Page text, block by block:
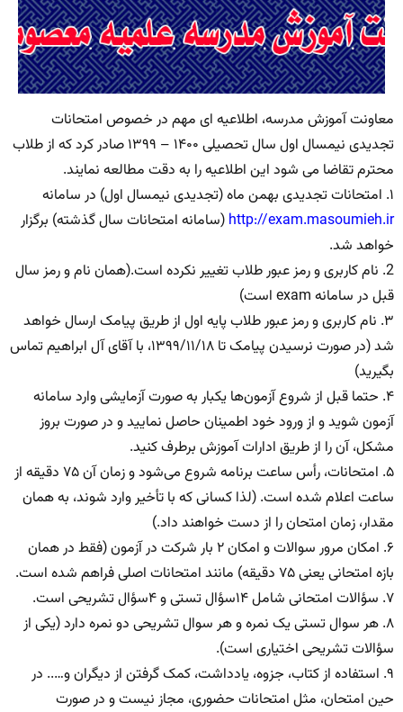
معاونت آموزش مدرسه، اطلاعیه ای مهم در خصوص امتحانات
تجدیدی نیمسال اول سال تحصیلی ۱۴۰۰ – ۱۳۹۹ صادر کرد که از طلاب
محترم تقاضا می شود این اطلاعیه را به دقت مطالعه نمایند.
۱. امتحانات تجدیدی بهمن ماه (تجدیدی نیمسال اول) در سامانه
http://exam.masoumieh.ir (سامانه امتحانات سال گذشته) برگزار
خواهد شد.
2. نام کاربری و رمز عبور طلاب تغییر نکرده است.(همان نام و رمز سال
قبل در سامانه exam است)
۳. نام کاربری و رمز عبور طلاب پایه اول از طریق پیامک ارسال خواهد
شد (در صورت نرسیدن پیامک تا ۱۳۹۹/۱۱/۱۸، با آقای آل ابراهیم تماس
بگیرید)
۴. حتما قبل از شروع آزمون‌ها یکبار به صورت آزمایشی وارد سامانه
آزمون شوید و از ورود خود اطمینان حاصل نمایید و در صورت بروز
مشکل، آن را از طریق ادارات آموزش برطرف کنید.
۵. امتحانات، رأس ساعت برنامه شروع می‌شود و زمان آن ۷۵ دقیقه از
ساعت اعلام شده است. (لذا کسانی که با تأخیر وارد شوند، به همان
مقدار، زمان امتحان را از دست خواهند داد.)
۶. امکان مرور سوالات و امکان ۲ بار شرکت در آزمون (فقط در همان
بازه امتحانی یعنی ۷۵ دقیقه) مانند امتحانات اصلی فراهم شده است.
۷. سؤالات امتحانی شامل ۱۴سؤال تستی و ۴سؤال تشریحی است.
۸. هر سوال تستی یک نمره و هر سوال تشریحی دو نمره دارد (یکی از
سؤالات تشریحی اختیاری است).
۹. استفاده از کتاب، جزوه، یادداشت، کمک گرفتن از دیگران و….. در
حین امتحان، مثل امتحانات حضوری، مجاز نیست و در صورت